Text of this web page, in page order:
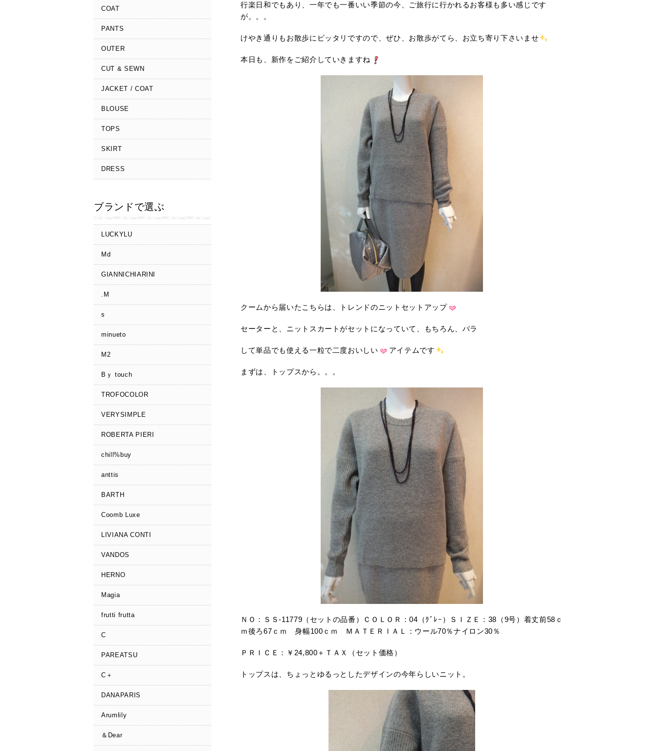
COAT
PANTS
OUTER
CUT & SEWN
JACKET / COAT
BLOUSE
TOPS
SKIRT
DRESS
ブランドで選ぶ
LUCKYLU
Md
GIANNICHIARINI
.M
s
minueto
M2
Bｙ touch
TROFOCOLOR
VERYSIMPLE
ROBERTA PIERI
chill%buy
anttis
BARTH
Coomb Luxe
LIVIANA CONTI
VANDOS
HERNO
Magia
frutti frutta
C
PAREATSU
C＋
DANAPARIS
Arumlily
＆Dear
行楽日和でもあり、一年でも一番いい季節の今、ご旅行に行かれるお客様も多い感じです
が。。。
けやき通りもお散歩にピッタリですので、ぜひ、お散歩がてら、お立ち寄り下さいませ
本日も、新作をご紹介していきますね
クームから届いたこちらは、トレンドのニットセットアップ
セーターと、ニットスカートがセットになっていて、もちろん、バラ
して単品でも使える一粒で二度おいしい アイテムです
まずは、トップスから。。。
ＮＯ：ＳＳ-11779（セットの品番）ＣＯＬＯＲ：04（ｸﾞﾚｰ）ＳＩＺＥ：38（9号）着丈前58ｃ
ｍ後ろ67ｃｍ 身幅100ｃｍ ＭＡＴＥＲＩＡＬ：ウール70％ナイロン30％
ＰＲＩＣＥ：￥24,800＋ＴＡＸ（セット価格）
トップスは、ちょっとゆるっとしたデザインの今年らしいニット。